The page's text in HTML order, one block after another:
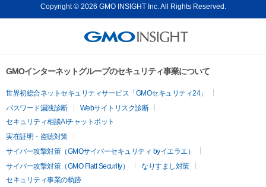
Copyright © 2026 GMO INSIGHT Inc. All Rights Reserved.
GMOインターネットグループのセキュリティ事業について
世界初総合ネットセキュリティサービス「GMOセキュリティ24」
パスワード漏洩診断
Webサイトリスク診断
セキュリティ相談AIチャットボット
実在証明・盗聴対策
サイバー攻撃対策（GMOサイバーセキュリティ byイエラエ）
サイバー攻撃対策（GMO Flatt Security）
なりすまし対策
セキュリティ事業の軌跡